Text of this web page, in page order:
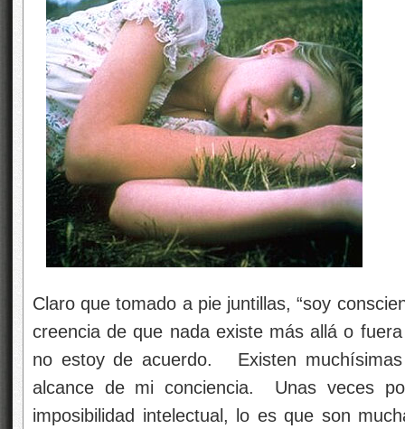
Claro que tomado a pie juntillas, “soy
creencia de que nada existe más allá o
no estoy de acuerdo. Existen
alcance de mi conciencia. Unas veces
imposibilidad intelectual, lo es que son